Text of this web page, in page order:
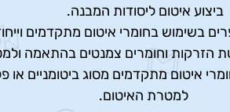
ביצוע איטום ליסודות המבנה.
בשימוש בחומרי איטום מתקדמים
הזרקות וחומרים צמנטים בהתאמה
איטום מתקדמים מסוג ביטומניים או
למטרת האיטום.